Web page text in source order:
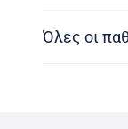
Όλες οι